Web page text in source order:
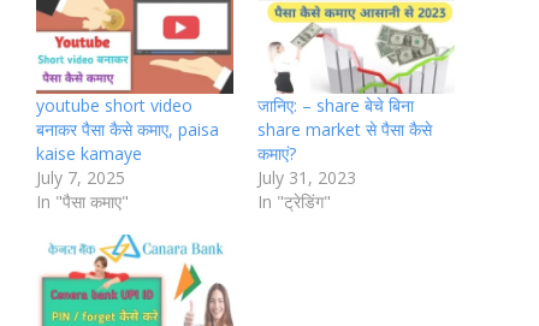
youtube short video
बनाकर पैसा कैसे कमाए, paisa
kaise kamaye
July 7, 2025
In "पैसा कमाए"
जानिए: – share बेचे बिना
share market से पैसा कैसे
कमाएं?
July 31, 2023
In "ट्रेडिंग"